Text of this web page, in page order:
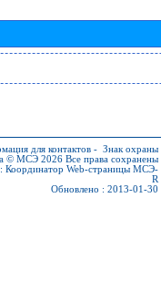
для контактов - Знак охраны
© МСЭ 2026 Все права сохранены
Координатор Web-страницы МСЭ-
R
Обновлено : 2013-01-30